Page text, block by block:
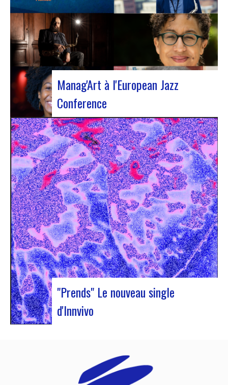
pour 3 jours…
Manag'Art à l'European Jazz
Conference
Du 15 au 17 septembre, nous participerons à
l’European Jazz Conference à Marseille. Cette
année, la conférence sera focalisée sur le thème
« Illuminations ». Au programme, showcases,
conférences et échanges. Accompagnée de Jan
Ole Otnæs (EJN honorary member, NO) et de
Sophie Blussé (Music Meeting, NL), Judyth…
"Prends" Le nouveau single
d'Innvivo
vous permet de vous plonger dans l’univers
humaniste & mélancolique du duo bordelais. Ce